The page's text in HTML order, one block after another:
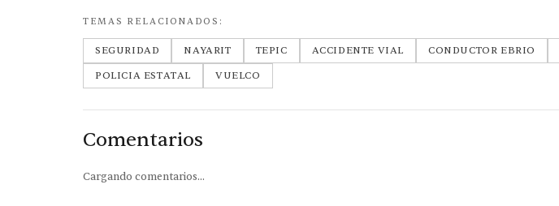
TEMAS RELACIONADOS:
SEGURIDAD NAYARIT TEPIC ACCIDENTE VIAL CONDUCTOR EBRIO
POLICIA ESTATAL
VUELCO
Comentarios
Cargando comentarios...